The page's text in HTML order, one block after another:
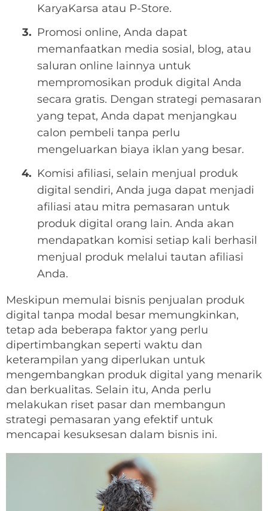
KaryaKarsa atau P-Store.
Promosi online, Anda dapat
memanfaatkan media sosial, blog, atau
saluran online lainnya untuk
mempromosikan produk digital Anda
secara gratis. Dengan strategi pemasaran
yang tepat, Anda dapat menjangkau
calon pembeli tanpa perlu
mengeluarkan biaya iklan yang besar.
Komisi afiliasi, selain menjual produk
digital sendiri, Anda juga dapat menjadi
afiliasi atau mitra pemasaran untuk
produk digital orang lain. Anda akan
mendapatkan komisi setiap kali berhasil
menjual produk melalui tautan afiliasi
Anda.
Meskipun memulai bisnis penjualan produk
digital tanpa modal besar memungkinkan,
tetap ada beberapa faktor yang perlu
dipertimbangkan seperti waktu dan
keterampilan yang diperlukan untuk
mengembangkan produk digital yang menarik
dan berkualitas. Selain itu, Anda perlu
melakukan riset pasar dan membangun
strategi pemasaran yang efektif untuk
mencapai kesuksesan dalam bisnis ini.